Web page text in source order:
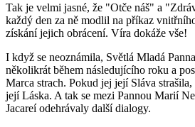
Tak je velmi jasné, že "Otče náš" a
každý den za ně modlil na příkaz
získání jejich obrácení. Víra dokáže vše!
I když se neoznámila, Světlá Mladá
několikrát během následujícího roku a
Marca strach. Pokud jej její Sláva
její Láska. A tak se mezi Pannou Marií
Jacareí odehrávaly další dialogy.